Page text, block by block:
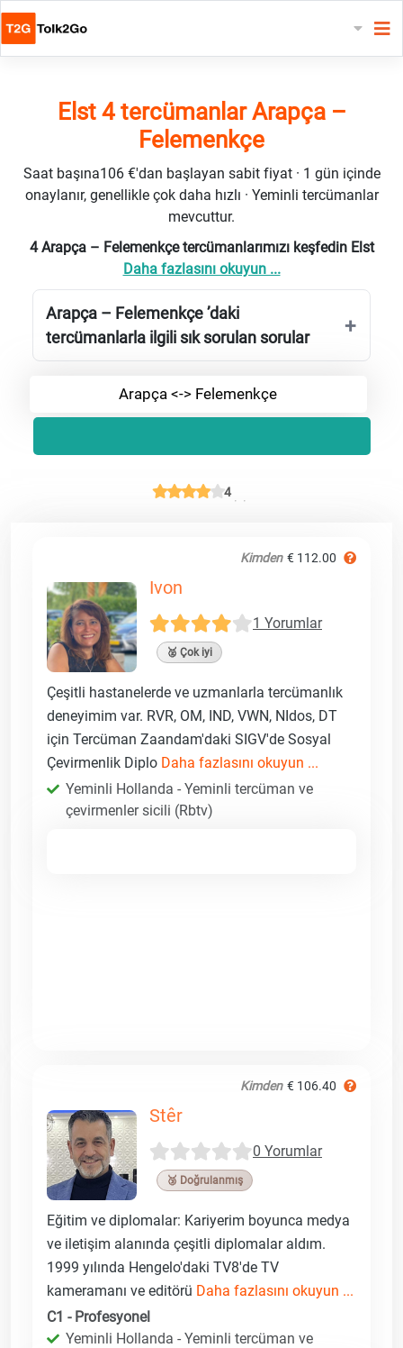
Elst 4 tercümanlar Arapça –
Felemenkçe
Saat başına106 €'dan başlayan sabit fiyat · 1 gün içinde
onaylanır, genellikle çok daha hızlı · Yeminli tercümanlar
mevcuttur.
4 Arapça – Felemenkçe tercümanlarımızı keşfedin Elst
Daha fazlasını okuyun ...
Arapça – Felemenkçe ’daki
tercümanlarla ilgili sık sorulan sorular
Arapça <-> Felemenkçe
4
Kimden € 112.00
Ivon
1 Yorumlar
🥈 Çok iyi
Çeşitli hastanelerde ve uzmanlarla tercümanlık
deneyimim var. RVR, OM, IND, VWN, NIdos, DT
için Tercüman Zaandam'daki SIGV'de Sosyal
Çevirmenlik Diplo Daha fazlasını okuyun ...
Yeminli Hollanda - Yeminli tercüman ve
çevirmenler sicili (Rbtv)
Kimden € 106.40
Stêr
0 Yorumlar
🥉 Doğrulanmış
Eğitim ve diplomalar: Kariyerim boyunca medya
ve iletişim alanında çeşitli diplomalar aldım.
1999 yılında Hengelo'daki TV8'de TV
kameramanı ve editörü Daha fazlasını okuyun ...
C1 - Profesyonel
Yeminli Hollanda - Yeminli tercüman ve